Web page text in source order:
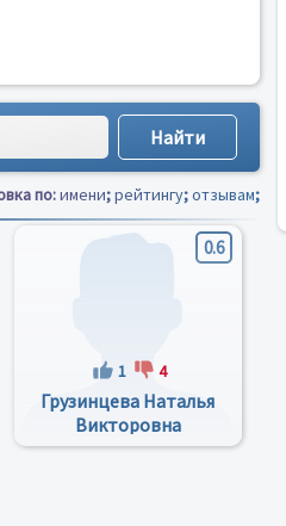
по:имени;рейтингу;отзывам;
0.6
1 4
Грузинцева Наталья
Викторовна